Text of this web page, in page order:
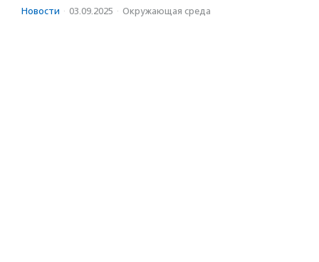
Новости · 03.09.2025 · Окружающая среда